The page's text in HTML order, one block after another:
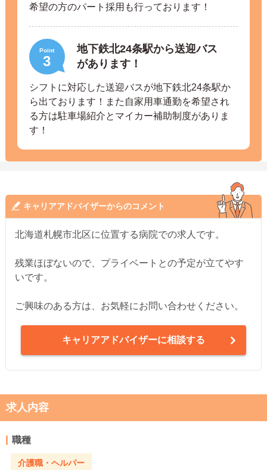
希望の方のパート採用も行っております！
Point
3
地下鉄北24条駅から送迎バス
があります！
シフトに対応した送迎バスが地下鉄北24条駅か
ら出ております！また自家用車通勤を希望され
る方は駐車場紹介とマイカー補助制度がありま
す！
キャリアアドバイザーからのコメント
北海道札幌市北区に位置する病院での求人です。
残業ほぼないので、プライベートとの予定が立てやす
いです。
ご興味のある方は、お気軽にお問い合わせください。
キャリアアドバイザーに相談する
求人内容
職種
介護職・ヘルパー